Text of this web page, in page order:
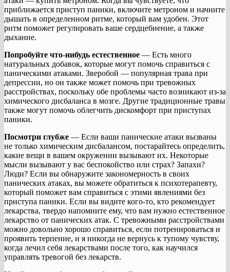
приближается приступ паники, включите метроном и начните
дышать в определенном ритме, который вам удобен. Этот
ритм поможет регулировать ваше сердцебиение, а также
дыхание.
Попробуйте что-нибудь естественное — Есть много
натуральных добавок, которые могут помочь справиться с
паническими атаками. Зверобой — популярная трава при
депрессии, но он также может помочь при тревожных
расстройствах, поскольку обе проблемы часто возникают из-за
химического дисбаланса в мозге. Другие традиционные травы
также могут помочь облегчить дискомфорт при приступах
паники.
Посмотри глубже — Если ваши панические атаки вызваны
не только химическим дисбалансом, постарайтесь определить,
какие вещи в вашем окружении вызывают их. Некоторые
мысли вызывают у вас беспокойство или страх? Запахи?
Люди? Если вы обнаружите закономерность в своих
панических атаках, вы можете обратиться к психотерапевту,
который поможет вам справиться с этими явлениями без
приступа паники. Если вы видите кого-то, кто рекомендует
лекарства, твердо напомните ему, что вам нужно естественное
лекарство от панических атак. С тревожными расстройствами
можно довольно хорошо справиться, если потренироваться и
проявить терпение, и я никогда не вернусь к тупому чувству,
когда лечил себя лекарствами после того, как научился
управлять тревогой без лекарств.